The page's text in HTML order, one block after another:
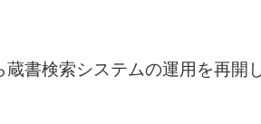
書検索システムの運用を再開